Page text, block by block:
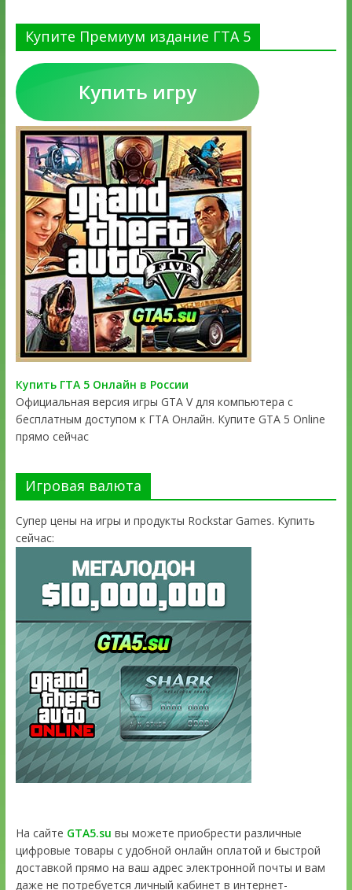
Купите Премиум издание ГТА 5
Купить игру
Купить ГТА 5 Онлайн в России
Официальная версия игры GTA V для компьютера с
бесплатным доступом к ГТА Онлайн. Купите GTA 5 Online
прямо сейчас
Игровая валюта
Супер цены на игры и продукты Rockstar Games. Купить
сейчас:
На сайте GTA5.su вы можете приобрести различные
цифровые товары с удобной онлайн оплатой и быстрой
доставкой прямо на ваш адрес электронной почты и вам
даже не потребуется личный кабинет в интернет-